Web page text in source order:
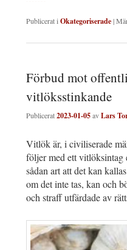
Publicerat i Okategoriserade|
Förbud mot
vitlöksstinkande
Publicerat2023-01-05avLars
Vitlök är, i civiliserade
följer med ett vitlöksintag
sådan art att det kan
om det inte tas, kan och
och straff utfärdade av